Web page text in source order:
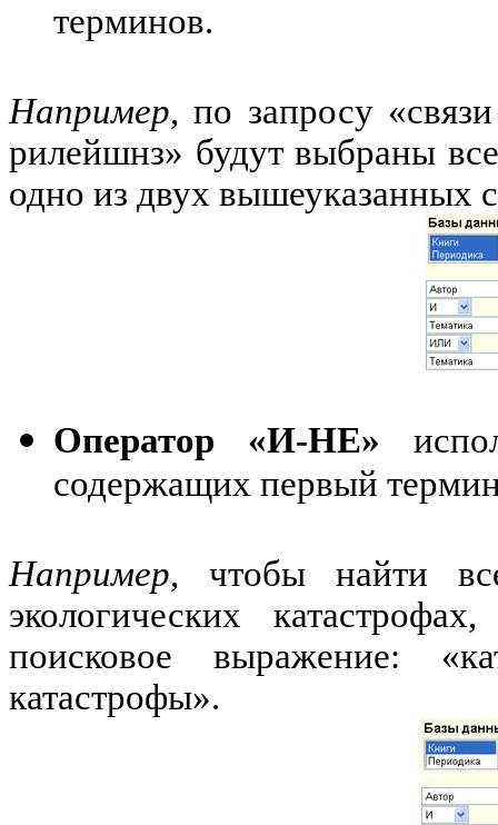
терминов.
Например, по запросу
рилейшнз» будут выбраны
одно из двух вышеуказанных
Оператор «И-НЕ»
содержащих первый
Например, чтобы найти
экологических
поисковое выражение:
катастрофы».